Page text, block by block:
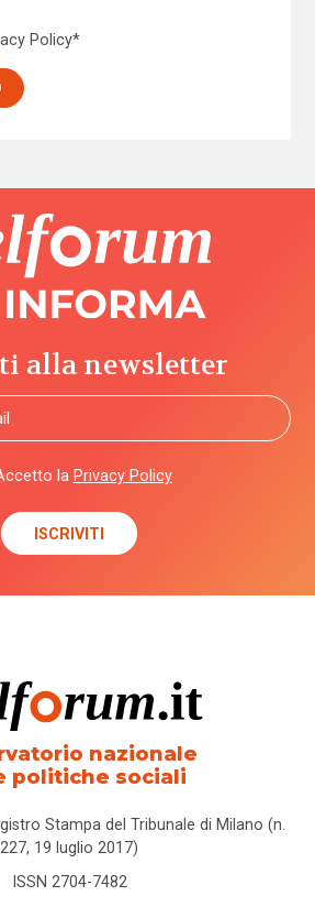
Policy*
alla newsletter
la Privacy Policy
nazionale
politiche sociali
Stampa del Tribunale di Milano (n.
227, 19 luglio 2017)
ISSN 2704-7482